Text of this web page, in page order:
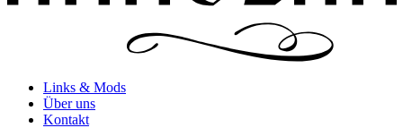
Links & Mods
Über uns
Kontakt